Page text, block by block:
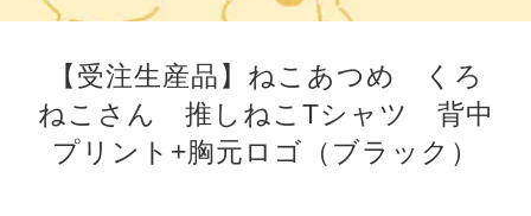
【受注生産品】ねこあつめ くろ
ねこさん 推しねこTシャツ 背中
プリント+胸元ロゴ（ブラック）